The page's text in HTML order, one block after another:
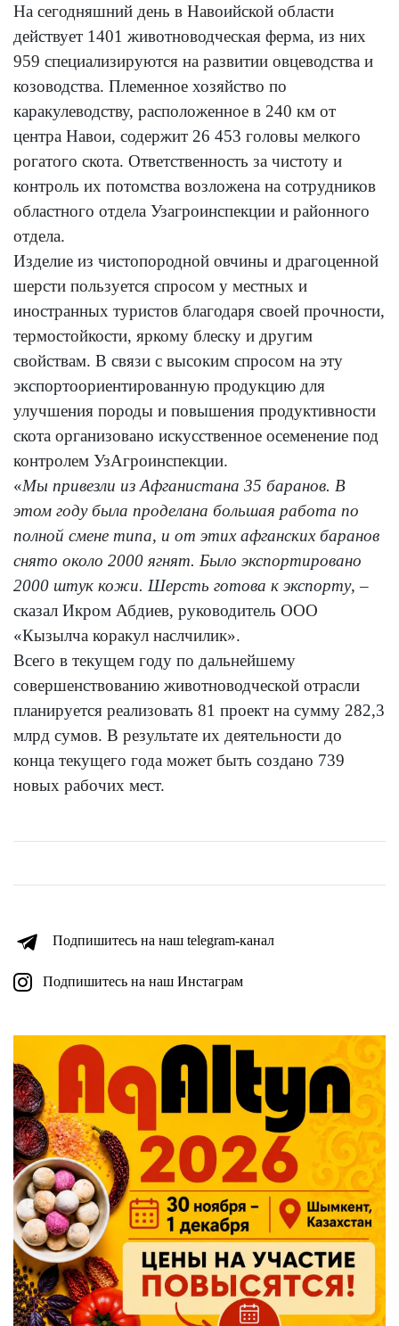
На сегодняшний день в Навоийской области
действует 1401 животноводческая ферма, из них
959 специализируются на развитии овцеводства и
козоводства. Племенное хозяйство по
каракулеводству, расположенное в 240 км от
центра Навои, содержит 26 453 головы мелкого
рогатого скота. Ответственность за чистоту и
контроль их потомства возложена на сотрудников
областного отдела Узагроинспекции и районного
отдела.
Изделие из чистопородной овчины и драгоценной
шерсти пользуется спросом у местных и
иностранных туристов благодаря своей прочности,
термостойкости, яркому блеску и другим
свойствам. В связи с высоким спросом на эту
экспортоориентированную продукцию для
улучшения породы и повышения продуктивности
скота организовано искусственное осеменение под
контролем УзАгроинспекции.
«Мы привезли из Афганистана 35 баранов. В
этом году была проделана большая работа по
полной смене типа, и от этих афганских баранов
снято около 2000 ягнят. Было экспортировано
2000 штук кожи. Шерсть готова к экспорту, –
сказал Икром Абдиев, руководитель ООО
«Кызылча коракул наслчилик».
Всего в текущем году по дальнейшему
совершенствованию животноводческой отрасли
планируется реализовать 81 проект на сумму 282,3
млрд сумов. В результате их деятельности до
конца текущего года может быть создано 739
новых рабочих мест.
Подпишитесь на наш telegram-канал
Подпишитесь на наш Инстаграм